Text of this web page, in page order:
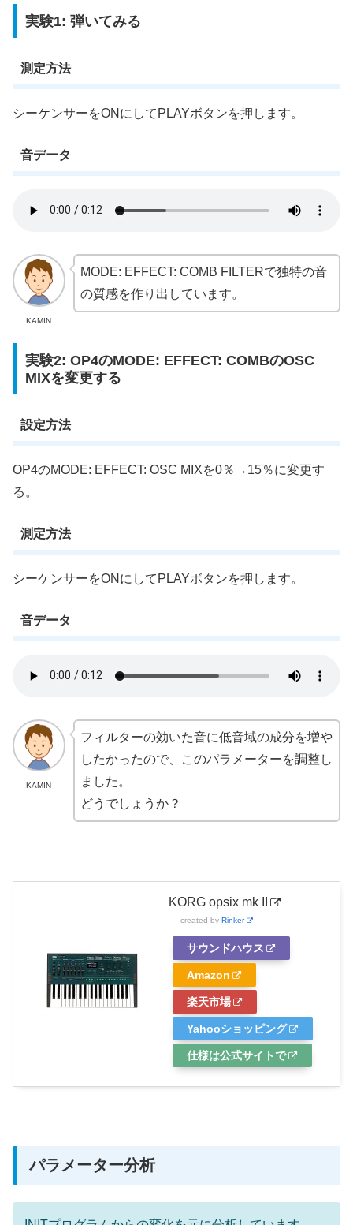
実験1: 弾いてみる
測定方法
シーケンサーをONにしてPLAYボタンを押します。
音データ
KAMIN
MODE: EFFECT: COMB FILTERで独特の音
の質感を作り出しています。
実験2: OP4のMODE: EFFECT: COMBのOSC
MIXを変更する
設定方法
OP4のMODE: EFFECT: OSC MIXを0％→15％に変更す
る。
測定方法
シーケンサーをONにしてPLAYボタンを押します。
音データ
KAMIN
フィルターの効いた音に低音域の成分を増や
したかったので、このパラメーターを調整し
ました。
どうでしょうか？
KORG opsix mk II
created by Rinker
サウンドハウス
Amazon
楽天市場
Yahooショッピング
仕様は公式サイトで
パラメーター分析